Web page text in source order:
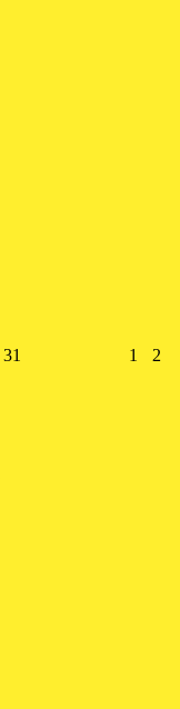
31 1 2